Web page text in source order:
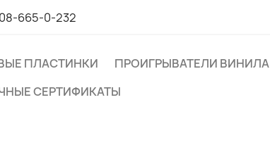
665-0-232
ПЛАСТИНКИ ПРОИГРЫВАТЕЛИ ВИНИЛА
СЕРТИФИКАТЫ